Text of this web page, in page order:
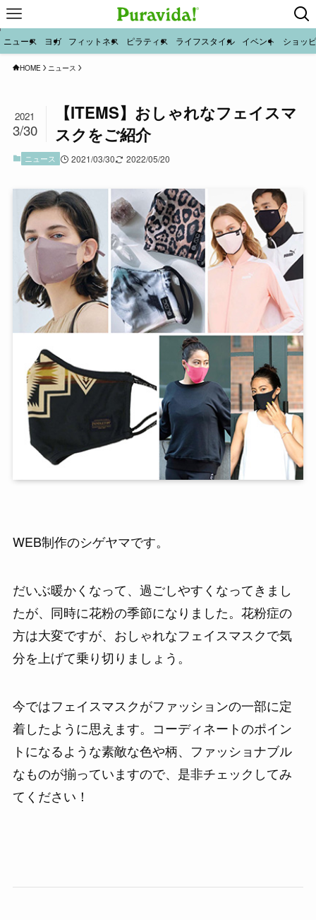
ニュース ヨガ フィットネス ピラティス ライフスタイル イベント ショッ
HOME ニュース
【ITEMS】おしゃれなフェイスマ
スクをご紹介
2021
3/30
ニュース 2021/03/30 2022/05/20
WEB制作のシゲヤマです。
だいぶ暖かくなって、過ごしやすくなってきまし
たが、同時に花粉の季節になりました。花粉症の
方は大変ですが、おしゃれなフェイスマスクで気
分を上げて乗り切りましょう。
今ではフェイスマスクがファッションの一部に定
着したように思えます。コーディネートのポイン
トになるような素敵な色や柄、ファッショナブル
なものが揃っていますので、是非チェックしてみ
てください！